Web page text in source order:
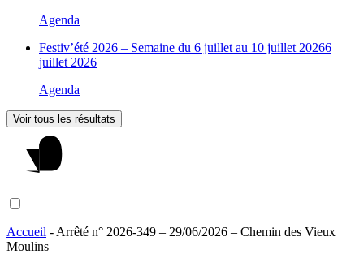
Agenda
Festiv’été 2026 – Semaine du 6 juillet au 10 juillet 20266
juillet 2026
Agenda
Voir tous les résultats
Accueil - Arrêté n° 2026-349 – 29/06/2026 – Chemin des Vieux
Moulins